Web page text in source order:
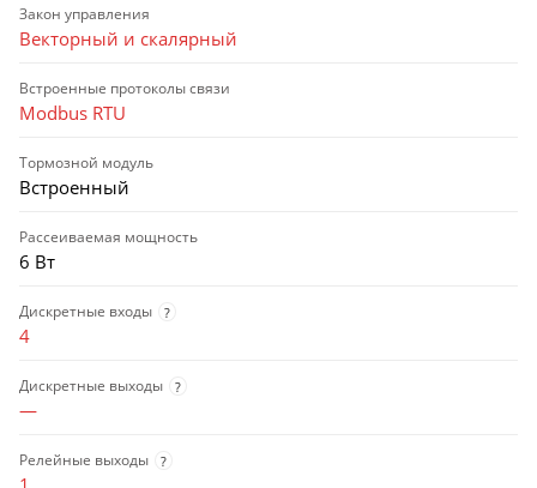
Закон управления
Векторный и скалярный
Встроенные протоколы связи
Modbus RTU
Тормозной модуль
Встроенный
Рассеиваемая мощность
6 Вт
Дискретные входы ?
4
Дискретные выходы ?
—
Релейные выходы ?